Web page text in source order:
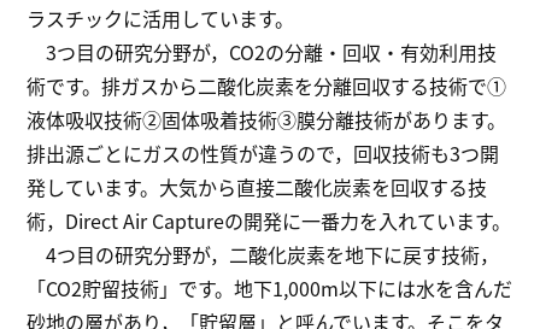
ラスチックに活用しています。
3つ目の研究分野が，CO2の分離・回収・有効利用技
術です。排ガスから二酸化炭素を分離回収する技術で①
液体吸収技術②固体吸着技術③膜分離技術があります。
排出源ごとにガスの性質が違うので，回収技術も3つ開
発しています。大気から直接二酸化炭素を回収する技
術，Direct Air Captureの開発に一番力を入れています。
4つ目の研究分野が，二酸化炭素を地下に戻す技術，
「CO2貯留技術」です。地下1,000m以下には水を含んだ
砂地の層があり，「貯留層」と呼んでいます。そこをタ